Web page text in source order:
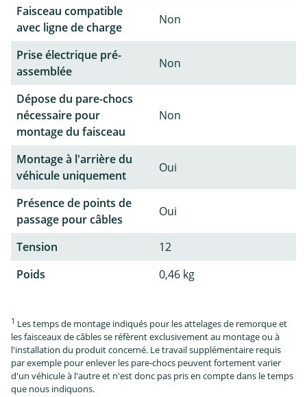
Faisceau compatible
avec ligne de charge
Non
Prise électrique pré-
assemblée
Non
Dépose du pare-chocs
nécessaire pour
montage du faisceau
Non
Montage à l'arrière du
véhicule uniquement
Oui
Présence de points de
passage pour câbles
Oui
Tension
12
Poids
0,46 kg
1 Les temps de montage indiqués pour les attelages de remorque et
les faisceaux de câbles se réfèrent exclusivement au montage ou à
l'installation du produit concerné. Le travail supplémentaire requis
par exemple pour enlever les pare-chocs peuvent fortement varier
d'un véhicule à l'autre et n'est donc pas pris en compte dans le temps
que nous indiquons.